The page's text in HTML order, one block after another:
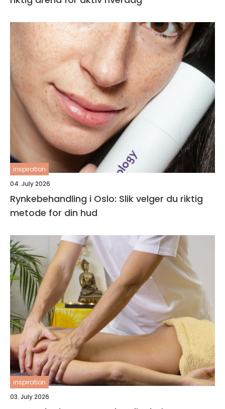
inspiration
04. July 2026
Rynkebehandling i Oslo: Slik velger du riktig
metode for din hud
inspiration
03. July 2026